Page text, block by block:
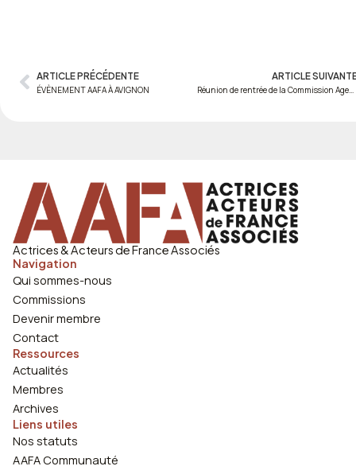
Prev
ARTICLE PRÉCÉDENTE
ÉVÈNEMENT AAFA À AVIGNON
ARTICLE
Actrices & Acteurs de France Associés
Navigation
Qui sommes-nous
Commissions
Devenir membre
Contact
Ressources
Actualités
Membres
Archives
Liens utiles
Nos statuts
AAFA Communauté